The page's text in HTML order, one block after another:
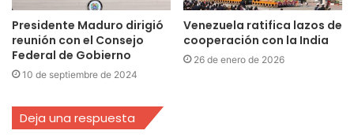
Presidente Maduro dirigió
reunión con el Consejo
Federal de Gobierno
10 de septiembre de 2024
Venezuela ratifica lazos de
cooperación con la India
26 de enero de 2026
Deja una respuesta